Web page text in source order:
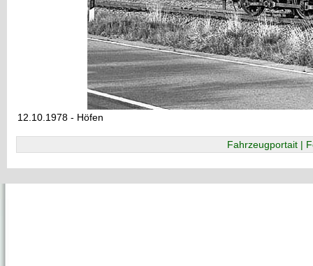
12.10.1978 - Höfen
Fahrzeugportait |